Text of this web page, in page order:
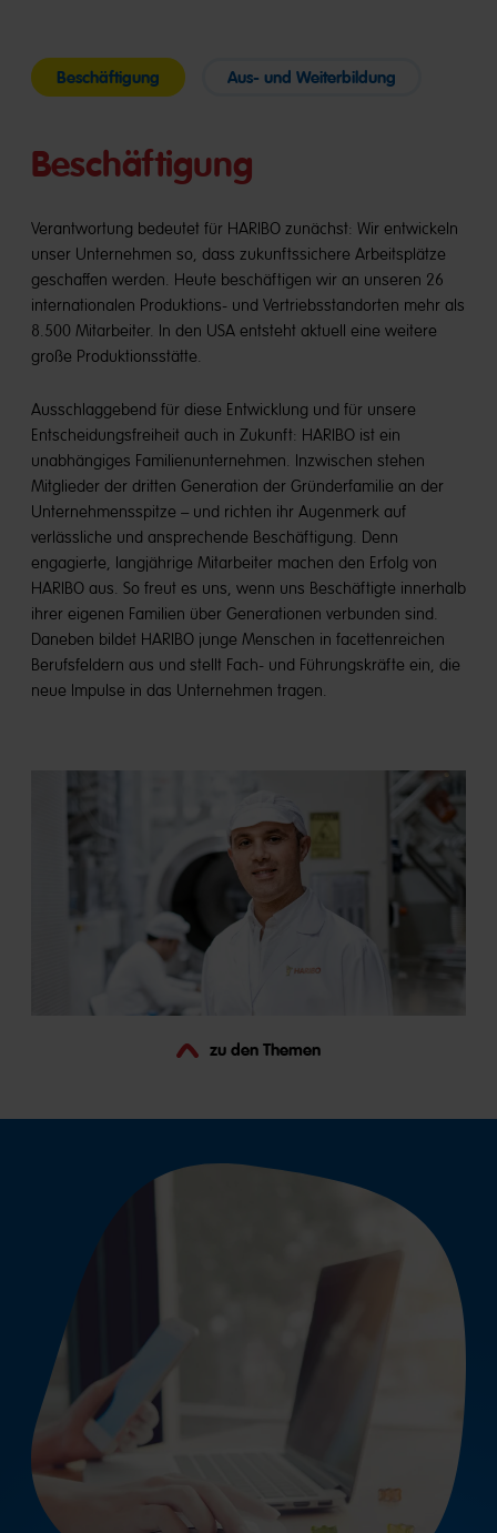
Beschäftigung Aus- und Weiterbildung
Beschäftigung
Verantwortung bedeutet für HARIBO zunächst: Wir entwickeln
unser Unternehmen so, dass zukunftssichere Arbeitsplätze
geschaffen werden. Heute beschäftigen wir an unseren 26
internationalen Produktions- und Vertriebsstandorten mehr als
8.500 Mitarbeiter. In den USA entsteht aktuell eine weitere
große Produktionsstätte.
Ausschlaggebend für diese Entwicklung und für unsere
Entscheidungsfreiheit auch in Zukunft: HARIBO ist ein
unabhängiges Familienunternehmen. Inzwischen stehen
Mitglieder der dritten Generation der Gründerfamilie an der
Unternehmensspitze – und richten ihr Augenmerk auf
verlässliche und ansprechende Beschäftigung. Denn
engagierte, langjährige Mitarbeiter machen den Erfolg von
HARIBO aus. So freut es uns, wenn uns Beschäftigte innerhalb
ihrer eigenen Familien über Generationen verbunden sind.
Daneben bildet HARIBO junge Menschen in facettenreichen
Berufsfeldern aus und stellt Fach- und Führungskräfte ein, die
neue Impulse in das Unternehmen tragen.
zu den Themen